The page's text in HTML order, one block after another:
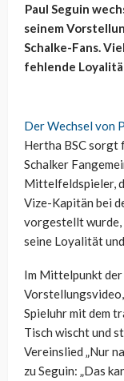
Paul Seguin
seinem
Schalke-Fans.
fehlende
Der Wechsel von
Hertha BSC sorgt
Schalker
Mittelfeldspieler,
Vize-Kapitän bei
vorgestellt wurde,
seine Loyalität
Im Mittelpunkt
Spieluhr mit dem
Tisch wischt und
Vereinslied „Nur
zu Seguin: „Das